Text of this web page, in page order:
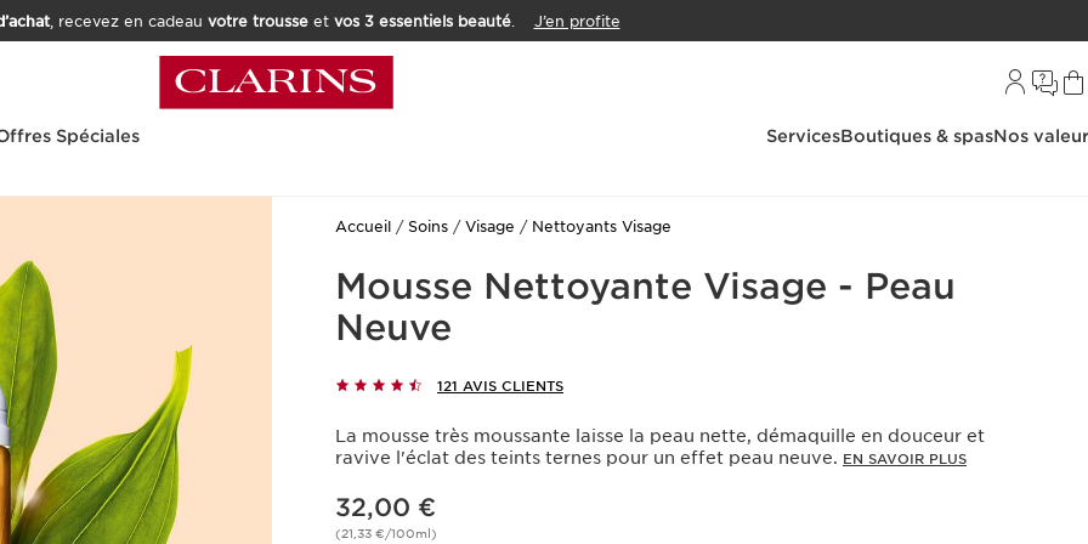
, recevez en cadeau votre trousseet vos 3 essentiels beauté. J’en profite
Spéciales ServicesBoutiques & spasNos
Accueil Soins Visage Nettoyants Visage
Mousse Nettoyante Visage​ - Peau
Neuve
121 AVIS CLIENTS
La mousse très moussante laisse la peau nette, démaquille en douceur et
ravive l'éclat des teints ternes pour un effet peau neuve. EN SAVOIR PLUS
Nouveau prix 32,00 €
32,00 €
(21,33 €/100ml)